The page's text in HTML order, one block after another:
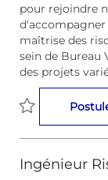
c
e
m
e
n
g
o
r
i
e
pour rejoindre
maîtrise des
sein de Bureau
des projets
Sauvegarder
Ingénieur